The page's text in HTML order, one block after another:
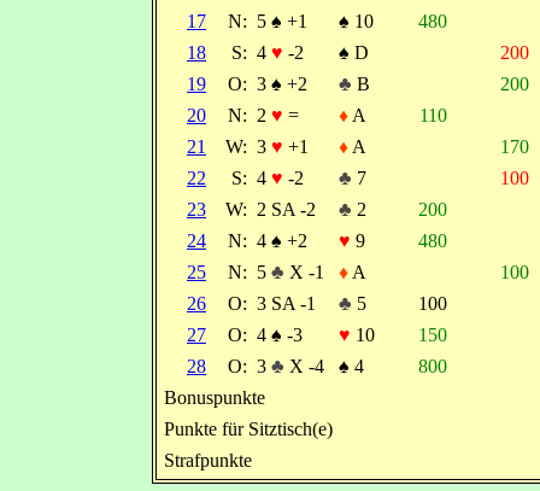
17 N: 5 ♠ +1 ♠ 10
480
18
S: 4 ♥ -2 ♠ D
200
19
O: 3 ♠ +2 ♣ B
200
20
N: 2 ♥ = ♦ A
110
21
W: 3 ♥ +1 ♦ A
170
22
S: 4 ♥ -2 ♣ 7
100
23
W: 2 SA -2 ♣ 2
200
24
N: 4 ♠ +2 ♥ 9
480
25
N: 5 ♣ X -1 ♦ A
100
26
O: 3 SA -1 ♣ 5
100
27
O: 4 ♠ -3 ♥ 10
150
28
O: 3 ♣ X -4 ♠ 4
800
Bonuspunkte
Punkte für Sitztisch(e)
Strafpunkte